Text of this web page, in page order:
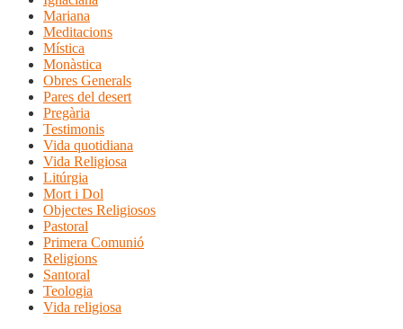
Mariana
Meditacions
Mística
Monàstica
Obres Generals
Pares del desert
Pregària
Testimonis
Vida quotidiana
Vida Religiosa
Litúrgia
Mort i Dol
Objectes Religiosos
Pastoral
Primera Comunió
Religions
Santoral
Teologia
Vida religiosa